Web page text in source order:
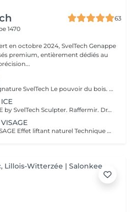
63
1470
premium, entièrement dédiés au
MADEROTHÉRAPIE Signature SvelTech Le pouvoir du bois. L'exigence du geste. Un massage esthétique puissant réalisé avec des outils en bois spécialement conçus pour : lisser la peau activer la circulation tonifier les tissus alléger immédiatement les jambes et le corps Une technique naturelle, efficace et appréciée autant par les femmes que par les hommes.
MADEROTHÉRAPIE ICE by SvelTech Sculpter. Raffermir. Drainer. Avec la précision du froid. La Maderothérapie Ice revisite la technique traditionnelle grâce à des ustensiles en acier inoxydable, conservés au froid. Un soin premium combinant : massage profond (drainage, déstockage, tonicité) effet cryo immédiat : fermeté, resserrement tissulaire, silhouette redessinée Résultat : une peau plus lisse, un corps plus ferme, une sensation de fraîcheur intense. Bénéfices visibles diminution graisse localisée réduction cellulite et peau d'orange raffermissement net dégonflement immédiat peau lissée, grain affiné jambes légères, silhouette affinée Recommandations avant / après Avant : hydratation éviter alcool et repas riches informer en cas de fragilité veineuse ou sensibilité au froid Après : boire beaucoup d'eau éviter chaleur forte (sauna/hammam) éviter alcool activité douce recommandée pour booster l'effet drainant Contre-indications grossesse & allaitement maladies circulatoires sévères varices importantes, phlébite problèmes cardiaques fragilités cutanées / inflammations opérations ou blessures récentes maladies chroniques non stabilisées forte sensibilité au froid / cryo contre-indiquée Durée et options Identiques aux prestations bois : 40 min ou 60 min selon la zone. Pourquoi choisir SvelTech ? protocoles maîtrisés hygiène stricte (bois & acier désinfectés après chaque soin) gestes précis, zones ciblées personnalisation en fonction de la morphologie recommandé autant pour les hommes que pour les femmes
MADEROTHÉRAPIE VISAGE Effet liftant naturel Technique de massage utilisant des accessoires en bois spécialement conçus pour le visage afin de stimuler la circulation, drainer les tissus et tonifier les contours du visage. Ce soin aide à : * lisser les traits, * réduire les poches et signes de fatigue, * stimuler naturellement la production de collagène, * améliorer l'éclat et la fermeté de la peau. Un véritable moment de détente associé à un effet glow et tenseur naturel. Avec Cintia, experte en techniques de massage et de bien-être.